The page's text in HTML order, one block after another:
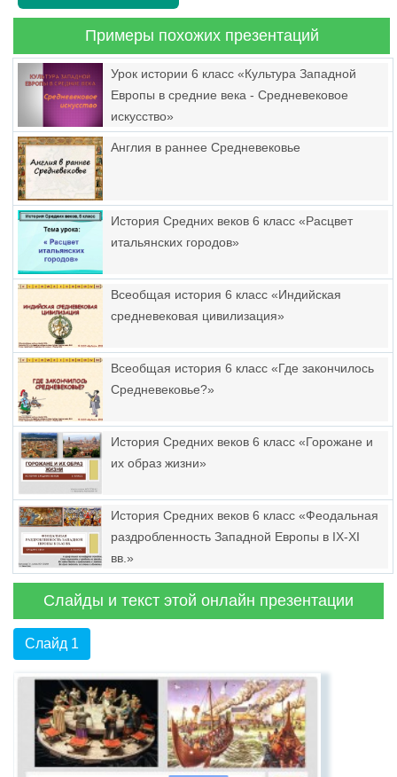
Примеры похожих презентаций
Урок истории 6 класс «Культура Западной
Европы в средние века - Средневековое
искусство»
Англия в раннее Средневековье
История Средних веков 6 класс «Расцвет
итальянских городов»
Всеобщая история 6 класс «Индийская
средневековая цивилизация»
Всеобщая история 6 класс «Где закончилось
Средневековье?»
История Средних веков 6 класс «Горожане и
их образ жизни»
История Средних веков 6 класс «Феодальная
раздробленность Западной Европы в IX-XI
вв.»
Слайды и текст этой онлайн презентации
Слайд 1